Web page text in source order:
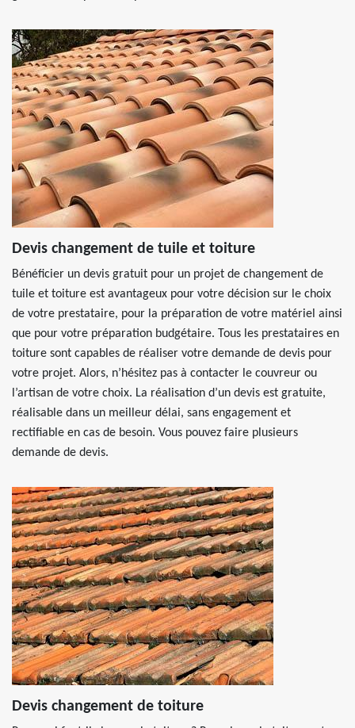
Devis changement de tuile et toiture
Bénéficier un devis gratuit pour un projet de changement de
tuile et toiture est avantageux pour votre décision sur le choix
de votre prestataire, pour la préparation de votre matériel ainsi
que pour votre préparation budgétaire. Tous les prestataires en
toiture sont capables de réaliser votre demande de devis pour
votre projet. Alors, n’hésitez pas à contacter le couvreur ou
l’artisan de votre choix. La réalisation d’un devis est gratuite,
réalisable dans un meilleur délai, sans engagement et
rectifiable en cas de besoin. Vous pouvez faire plusieurs
demande de devis.
Devis changement de toiture